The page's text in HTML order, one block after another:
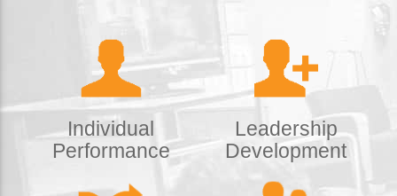
Individual
Performance
Leadership
Development